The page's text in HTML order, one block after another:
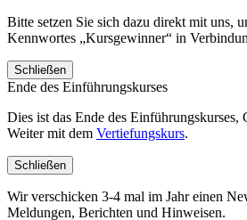
Bitte setzen Sie sich dazu direkt mit uns,
Kennwortes „Kursgewinner“ in
Schließen
Ende des Einführungskurses
Dies ist das Ende des Einführungskurses,
Weiter mit dem Vertiefungskurs.
Schließen
Wir verschicken 3-4 mal im Jahr einen
Meldungen, Berichten und Hinweisen.